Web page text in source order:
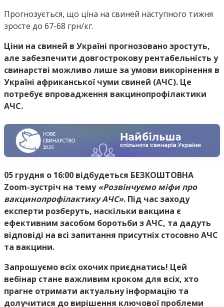
Прогнозується, що ціна на свиней наступного тижня
зросте до 67-68 грн/кг.
Ціни на свиней в Україні прогнозовано зростуть,
але забезпечити довгострокову рентабельність у
свинарстві можливо лише за умови викорінення в
Україні африканської чуми свиней (АЧС). Це
потребує впровадження вакцинопрофілактики
АЧС.
05 грудня о 16:00 відбудеться БЕЗКОШТОВНА
Zoom-зустріч на тему«Розвінчуємо міфи про
вакцинопрофілактику АЧС». Під час заходу
експерти розберуть, наскільки вакцина є
ефективним засобом боротьби з АЧС, та дадуть
відповіді на всі запитання присутніх стосовно АЧС
та вакцини.
Запрошуємо всіх охочих приєднатись! Цей
вебінар стане важливим кроком для всіх, хто
прагне отримати актуальну інформацію та
долучитися до вирішення ключової проблеми